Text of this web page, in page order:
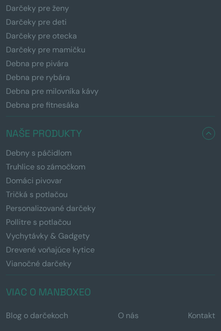
Darčeky pre ženy
Darčeky pre deti
Darčeky pre otecka
Darčeky pre mamičku
Debna pre pivára
Debna pre rybára
Debna pre milovníka kávy
Debna pre fitnesáka
NAŠE PRODUKTY
Debny s páčidlom
Truhlice so zámočkom
Domáci pivovar
Tričká s potlačou
Personalizované darčeky
Pollitre s potlačou
Vychytávky & Gadgety
Drevené voňajúce kytice
Vianočné darčeky
VIAC O MANBOXEO
Blog o darčekoch O nás Kontakt